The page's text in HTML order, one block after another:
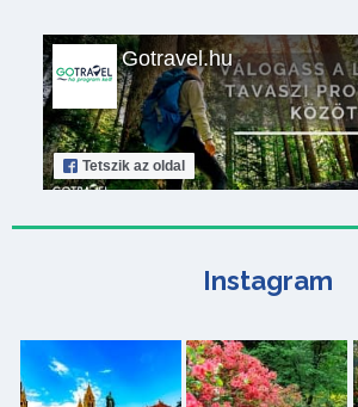
Gotravel.hu
Tetszik az oldal
Instagram